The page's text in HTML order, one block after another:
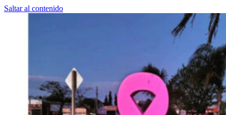
Saltar al contenido